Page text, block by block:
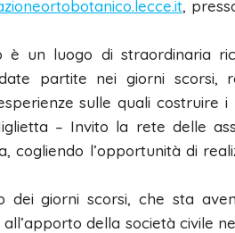
,
è un luogo di straordinaria
partite nei giorni
sulle quali costruire
– Invito la rete delle
cogliendo l’opportunità di
dei giorni scorsi, che sta
della società civile